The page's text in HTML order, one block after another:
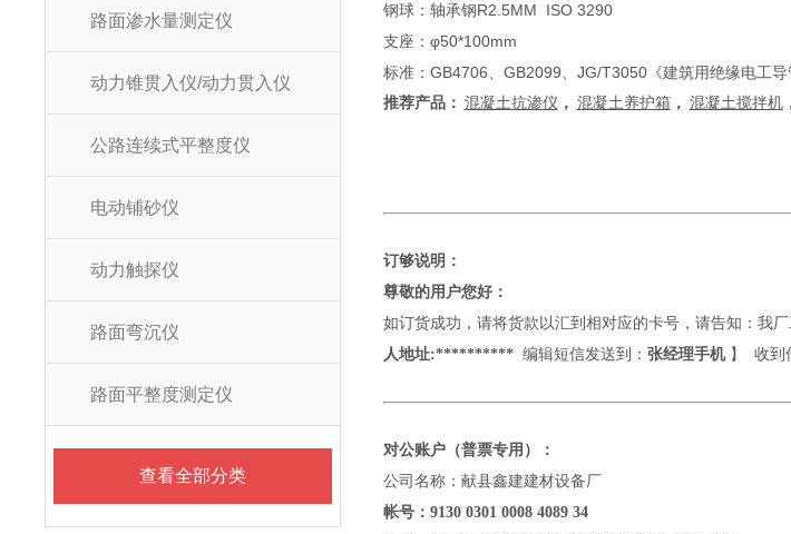
路面渗水量测定仪
动力锥贯入仪/动力贯入仪
公路连续式平整度仪
电动铺砂仪
动力触探仪
路面弯沉仪
路面平整度测定仪
查看全部分类
钢球：轴承钢R2.5MM ISO 3290
支座：φ50*100mm
标准：GB4706、GB2099、JG/T3050《建筑用绝缘电工
推荐产品： 混凝土抗渗仪 ， 混凝土养护箱 ， 混凝土搅拌机
订够说明：
尊敬的用户您好：
如订货成功，请将货款以汇到相对应的卡号，请告知：我
人地址:********** 编辑短信发送到： 张经理手机 】 收到
对公账户（普票专用）：
公司名称：献县鑫建建材设备厂
帐号： 9130 0301 0008 4089 34